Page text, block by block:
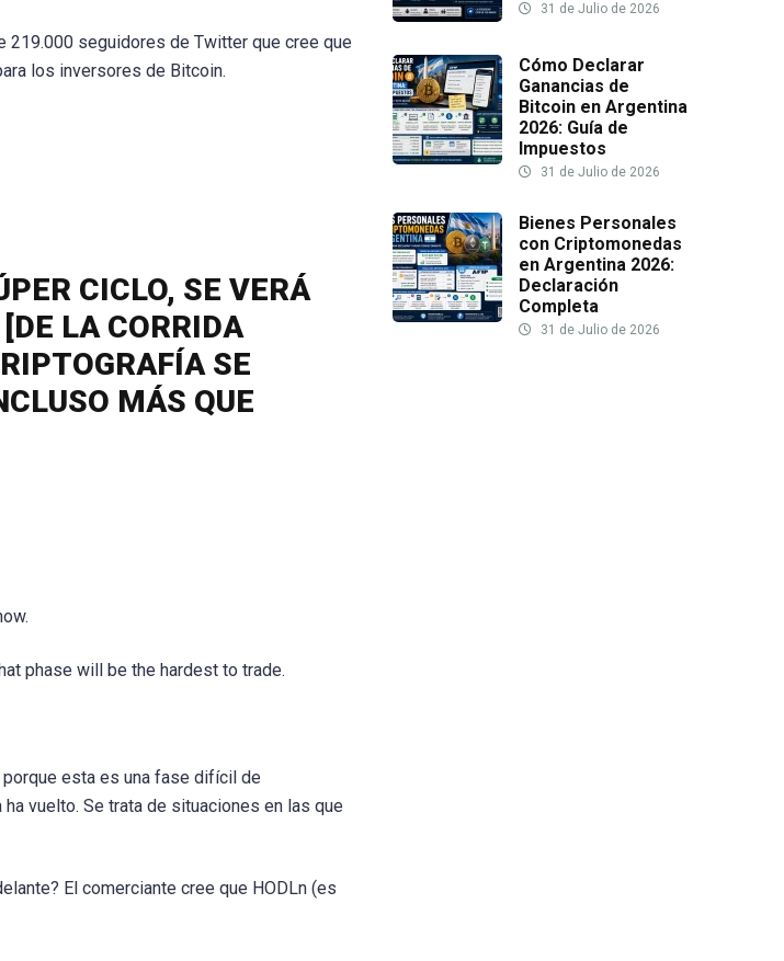
219.000 seguidores de Twitter que cree que
los inversores de Bitcoin.
CICLO, SE VERÁ
LA CORRIDA
SE
MÁS QUE
phase will be the hardest to trade.
porque esta es una fase difícil de
vuelto. Se trata de situaciones en las que
El comerciante cree que HODLn (es
31 de Julio de 2026
Cómo Declarar
Ganancias de
Bitcoin en Argentina
2026: Guía de
Impuestos
31 de Julio de 2026
Bienes Personales
con Criptomonedas
en Argentina 2026:
Declaración
Completa
31 de Julio de 2026